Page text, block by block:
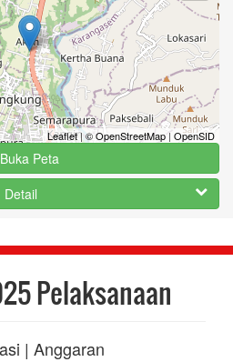
Leaflet|© OpenStreetMap|OpenSID
Buka Peta
Detail
Pelaksanaan
| Anggaran